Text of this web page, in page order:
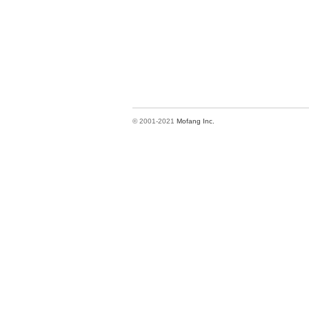
© 2001-2021 Mofang Inc.